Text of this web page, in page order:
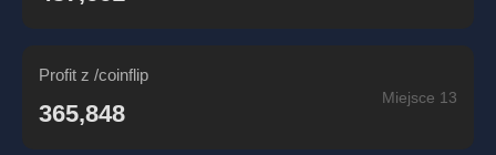
Profit z /coinflip
365,848
Miejsce 13